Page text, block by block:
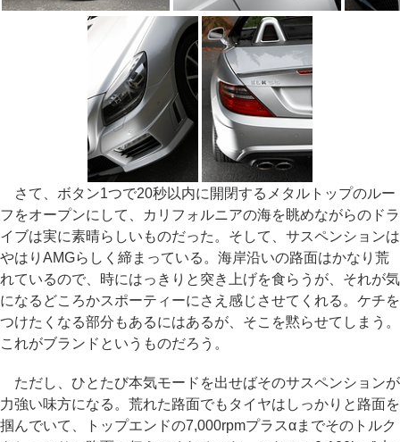
さて、ボタン1つで20秒以内に開閉するメタルトップのルー
フをオープンにして、カリフォルニアの海を眺めながらのドラ
イブは実に素晴らしいものだった。そして、サスペンションは
やはりAMGらしく締まっている。海岸沿いの路面はかなり荒
れているので、時にはっきりと突き上げを食らうが、それが気
になるどころかスポーティーにさえ感じさせてくれる。ケチを
つけたくなる部分もあるにはあるが、そこを黙らせてしまう。
これがブランドというものだろう。
ただし、ひとたび本気モードを出せばそのサスペンションが
力強い味方になる。荒れた路面でもタイヤはしっかりと路面を
掴んでいて、トップエンドの7,000rpmプラスαまでそのトルク